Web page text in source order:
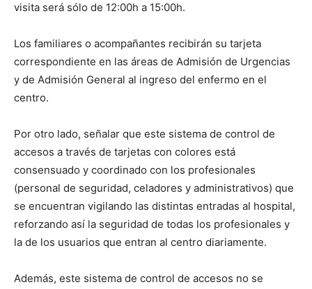
visita será sólo de 12:00h a 15:00h.
Los familiares o acompañantes recibirán su tarjeta
correspondiente en las áreas de Admisión de Urgencias
y de Admisión General al ingreso del enfermo en el
centro.
Por otro lado, señalar que este sistema de control de
accesos a través de tarjetas con colores está
consensuado y coordinado con los profesionales
(personal de seguridad, celadores y administrativos) que
se encuentran vigilando las distintas entradas al hospital,
reforzando así la seguridad de todas los profesionales y
la de los usuarios que entran al centro diariamente.
Además, este sistema de control de accesos no se